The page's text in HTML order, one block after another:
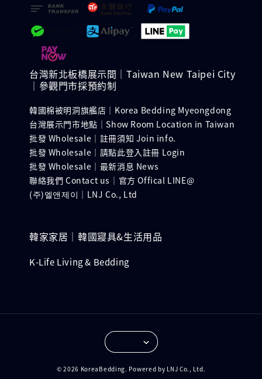
台灣新北板橋展示間｜Taiwan New Taipei City
｜參觀門市採預約制
韓國棉被明洞旗艦店｜Korea Bedding Myeongdong
台灣展示門市地點｜Show Room Location in Taiwan
批發 Wholesale｜註冊須知 Join info.
批發 Wholesale｜請點此登入註冊 Login
批發 Wholesale｜最新消息 News
聯絡我們 Contact us｜官方 Offical LINE@
(주)엘앤제이｜LNJ Co., Ltd
韓家家居｜韓國寢具&生活用品
K-Life Living & Bedding
© 2026 KoreaBedding. Powered by LNJ Co., Ltd.